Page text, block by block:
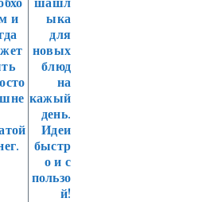
и
ыка
для
новых
блюд
на
кажый
день.
Идеи
быстр
о и с
пользо
й!